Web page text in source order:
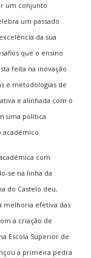
um conjunto
um passado
da sua
que o ensino
feita na inovação
e metodologias de
e alinhada com o
uma política
académico.
com
se na linha da
do Castelo deu,
melhoria efetiva das
a criação de
Escola Superior de
a primeira pedra